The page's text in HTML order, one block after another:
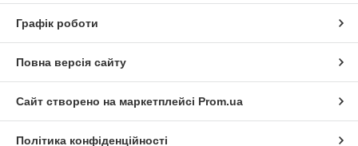
Графік роботи
Повна версія сайту
Сайт створено на маркетплейсі Prom.ua
Політика конфіденційності